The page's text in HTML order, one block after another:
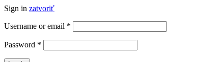
Sign in zatvoriť
Username or email *
Password *